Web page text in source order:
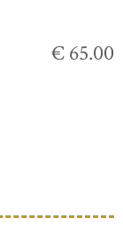
€ 65.00